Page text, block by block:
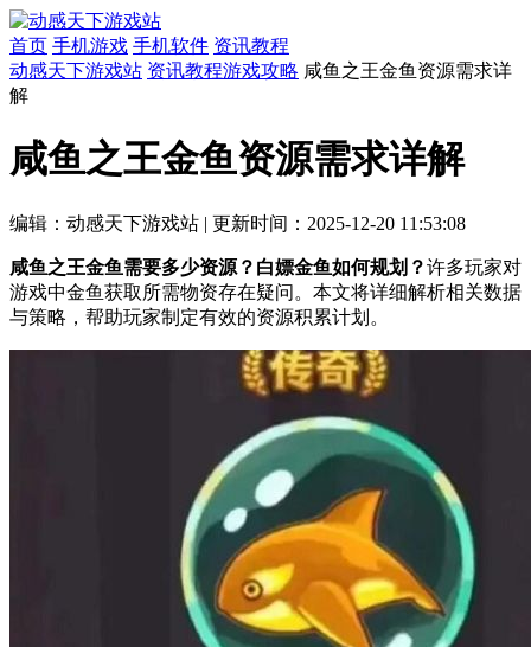
首页 手机游戏 手机软件 资讯教程
动感天下游戏站 资讯教程游戏攻略 咸鱼之王金鱼资源需求详
解
咸鱼之王金鱼资源需求详解
编辑：动感天下游戏站 | 更新时间：2025-12-20 11:53:08
咸鱼之王金鱼需要多少资源？白嫖金鱼如何规划？许多玩家对
游戏中金鱼获取所需物资存在疑问。本文将详细解析相关数据
与策略，帮助玩家制定有效的资源积累计划。